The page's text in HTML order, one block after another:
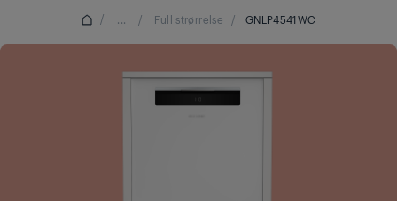
/ ... / Full strørrelse / GNLP4541WC